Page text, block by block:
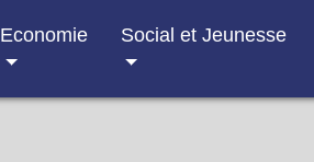
Economie Social et Jeunesse